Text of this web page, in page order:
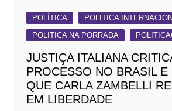
POLÍTICA
POLITICA
POLITICA NA PORRADA
JUSTIÇA ITALIANA
PROCESSO NO BRASIL E
QUE CARLA ZAMBELLI
EM LIBERDADE